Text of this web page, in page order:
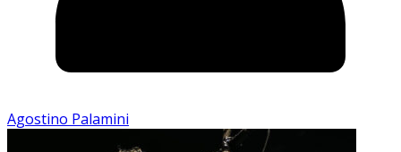
Agostino Palamini